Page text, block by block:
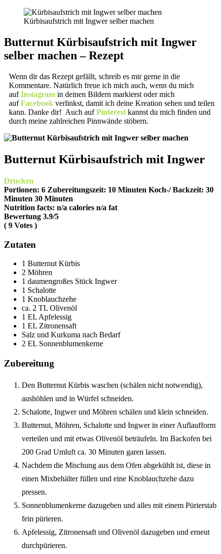
Kürbisaufstrich mit Ingwer selber machen
Butternut Kürbisaufstrich mit Ingwer
selber machen – Rezept
Wenn dir das Rezept gefällt, schreib es mir gerne in die
Kommentare. Natürlich freue ich mich auch, wenn du mich
aufInstagram in deinen Bildern markierst oder mich
aufFacebook verlinkst, damit ich deine Kreation sehen und teilen
kann. Danke dir! Auch aufPinterest kannst du mich finden und
durch meine zahlreichen Pinnwände stöbern.
Butternut Kürbisaufstrich mit Ingwer
Drucken
Portionen: 6 Zubereitungszeit: 10 Minuten Koch-/ Backzeit: 30
Minuten 30 Minuten
Nutrition facts: n/a calories n/a fat
Bewertung 3.9/5
( 9 Votes )
Zutaten
1 Butternut Kürbis
2 Möhren
1 daumengroßes Stück Ingwer
1 Schalotte
1 Knoblauchzehe
ca. 2 TL Olivenöl
1 EL Apfelessig
1 EL Zitronensaft
Salz und Kurkuma nach Bedarf
2 EL Sonnenblumenkerne
Zubereitung
Den Butternut Kürbis waschen (schälen nicht notwendig),
aushöhlen und in Würfel schneiden.
Schalotte, Ingwer und Möhren schälen und klein schneiden.
Butternut, Möhren, Schalotte und Ingwer in einer Auflaufform
verteilen und mit etwas Olivenöl beträufeln. Im Backofen bei
200 Grad Umluft ca. 30 Minuten garen lassen.
Nachdem die Mischung aus dem Ofen abgekühlt ist, diese in
einen Mixbehälter füllen und eine Knoblauchzehe dazu
pressen.
Sonnenblumenkerne dazugeben und alles mit einem Pürierstab
fein pürieren.
Apfelessig, Zitronensaft und Olivenöl dazugeben und erneut
durchpürieren.